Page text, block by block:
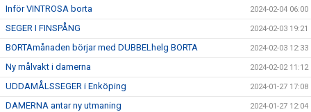
Inför VINTROSA borta 2024-02-04 06:00
SEGER I FINSPÅNG 2024-02-03 19:21
BORTAmånaden börjar med DUBBELhelg BORTA 2024-02-03 12:33
Ny målvakt i damerna 2024-02-02 11:12
UDDAMÅLSSEGER i Enköping 2024-01-27 17:08
DAMERNA antar ny utmaning 2024-01-27 12:04